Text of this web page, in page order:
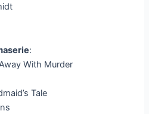
:
With Murder
Tale